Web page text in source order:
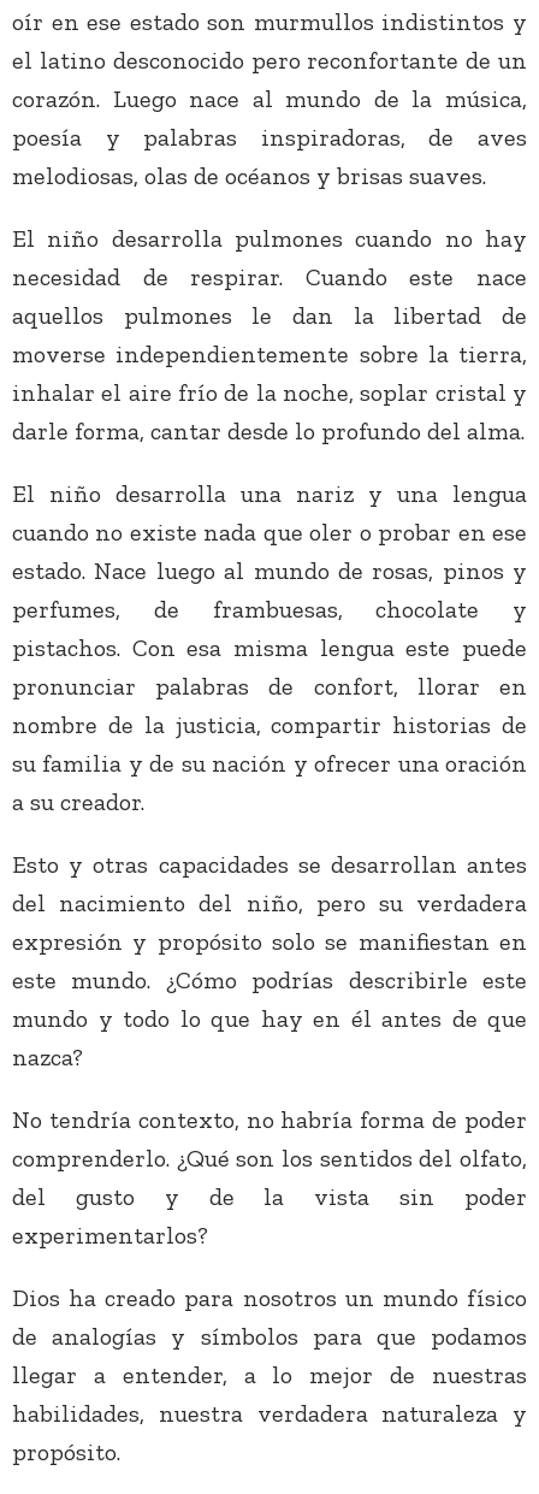
oír en ese estado son murmullos indistintos y
el latino desconocido pero reconfortante de un
corazón. Luego nace al mundo de la música,
poesía y palabras inspiradoras, de aves
melodiosas, olas de océanos y brisas suaves.
El niño desarrolla pulmones cuando no hay
necesidad de respirar. Cuando este nace
aquellos pulmones le dan la libertad de
moverse independientemente sobre la tierra,
inhalar el aire frío de la noche, soplar cristal y
darle forma, cantar desde lo profundo del alma.
El niño desarrolla una nariz y una lengua
cuando no existe nada que oler o probar en ese
estado. Nace luego al mundo de rosas, pinos y
perfumes, de frambuesas, chocolate y
pistachos. Con esa misma lengua este puede
pronunciar palabras de confort, llorar en
nombre de la justicia, compartir historias de
su familia y de su nación y ofrecer una oración
a su creador.
Esto y otras capacidades se desarrollan antes
del nacimiento del niño, pero su verdadera
expresión y propósito solo se manifiestan en
este mundo. ¿Cómo podrías describirle este
mundo y todo lo que hay en él antes de que
nazca?
No tendría contexto, no habría forma de poder
comprenderlo. ¿Qué son los sentidos del olfato,
del gusto y de la vista sin poder
experimentarlos?
Dios ha creado para nosotros un mundo físico
de analogías y símbolos para que podamos
llegar a entender, a lo mejor de nuestras
habilidades, nuestra verdadera naturaleza y
propósito.